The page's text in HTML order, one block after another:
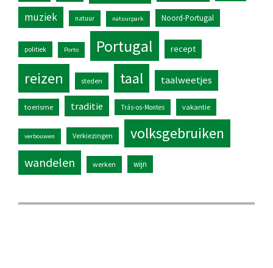
muziek natuur natuurpark Noord-Portugal
politiek Porto Portugal recept
reizen steden taal taalweetjes
toerisme traditie Trás-os-Montes vakantie
verbouwen Verkiezingen volksgebruiken
wandelen werken wijn